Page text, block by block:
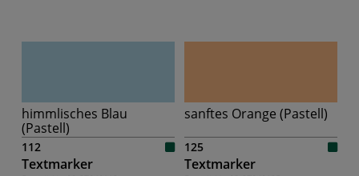
himmlisches Blau
(Pastell)
112
Textmarker
sanftes Orange (Pastell)
125
Textmarker